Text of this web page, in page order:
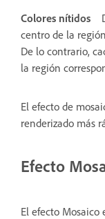
Colores nítidos
centro de la
De lo contrario,
la región
El efecto de
renderizado más
Efecto
El efecto